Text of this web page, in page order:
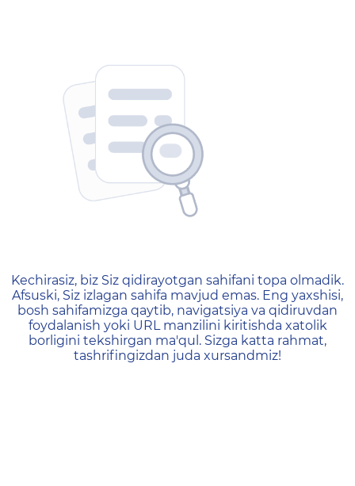
404 — Страница не
Kechirasiz, biz Siz qidirayotgan sahifani topa olmadik.
Afsuski, Siz izlagan sahifa mavjud emas. Eng yaxshisi,
bosh sahifamizga qaytib, navigatsiya va qidiruvdan
foydalanish yoki URL manzilini kiritishda xatolik
borligini tekshirgan ma'qul. Sizga katta rahmat,
tashrifingizdan juda xursandmiz!